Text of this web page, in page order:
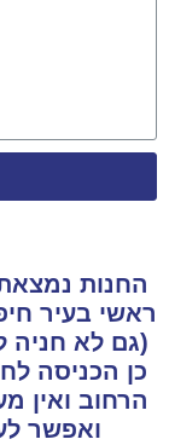
החנות
ראשי בעיר
(גם לא חניה
כן הכניסה
הרחוב ואין
ואפשר